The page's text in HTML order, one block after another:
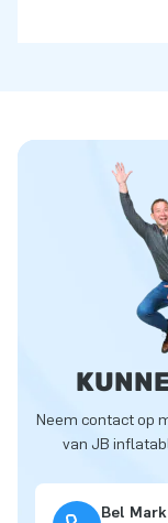
Neem contact op
van JB
Bel